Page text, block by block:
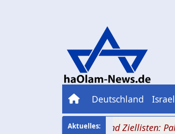
Deutschland Israel
Hammer-Symbolik und Ziellisten: